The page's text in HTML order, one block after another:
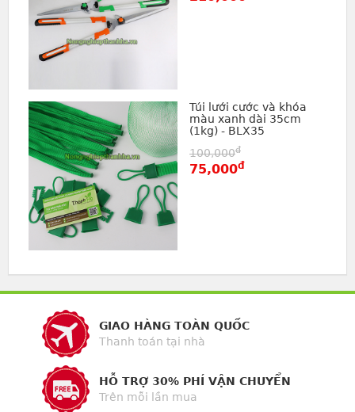
Túi lưới cước và khóa
màu xanh dài 35cm
(1kg) - BLX35
100,000đ
75,000đ
GIAO HÀNG TOÀN QUỐC
Thanh toán tại nhà
HỖ TRỢ 30% PHÍ VẬN CHUYỂN
Trên mỗi lần mua